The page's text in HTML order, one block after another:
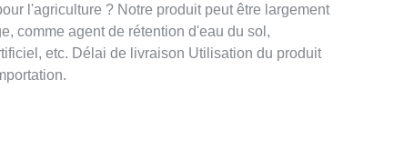
l'agriculture ? Notre produit peut être largement
comme agent de rétention d'eau du sol,
etc. Délai de livraison Utilisation du produit